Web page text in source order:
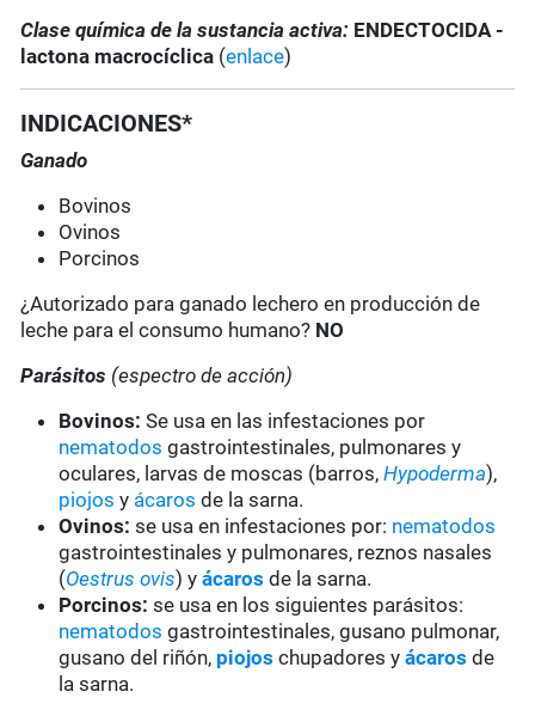
Clase química de la sustancia activa: ENDECTOCIDA -
lactona macrocíclica (enlace)
INDICACIONES*
Ganado
Bovinos
Ovinos
Porcinos
¿Autorizado para ganado lechero en producción de
leche para el consumo humano? NO
Parásitos (espectro de acción)
Bovinos: Se usa en las infestaciones por
nematodos gastrointestinales, pulmonares y
oculares, larvas de moscas (barros,Hypoderma),
piojos y ácaros de la sarna.
Ovinos: se usa en infestaciones por: nematodos
gastrointestinales y pulmonares, reznos nasales
(Oestrus ovis) yácaros de la sarna.
Porcinos: se usa en los siguientes parásitos:
nematodos gastrointestinales, gusano pulmonar,
gusano del riñón, piojos chupadores yácaros de
la sarna.